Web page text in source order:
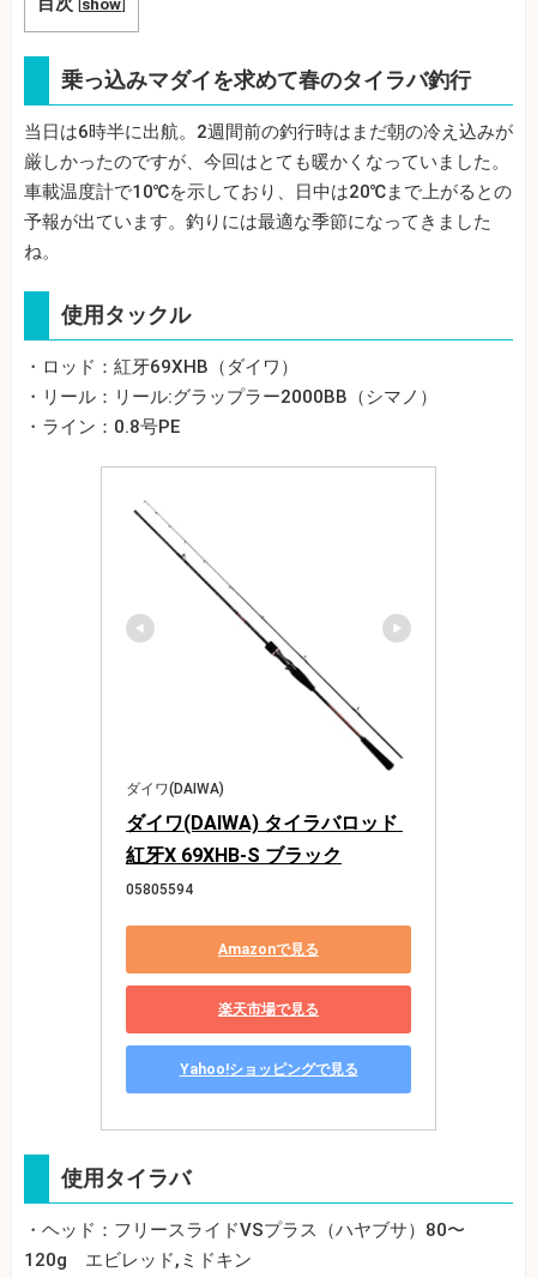
[show]
乗っ込みマダイを求めて春のタイラバ釣行
当日は6時半に出航。2週間前の釣行時はまだ朝の冷え込みが
厳しかったのですが、今回はとても暖かくなっていました。
車載温度計で10℃を示しており、日中は20℃まで上がるとの
予報が出ています。釣りには最適な季節になってきました
ね。
使用タックル
・ロッド：紅牙69XHB（ダイワ）
・リール：リール:グラップラー2000BB（シマノ）
・ライン：0.8号PE
ダイワ(DAIWA)
ダイワ(DAIWA) タイラバロッド
紅牙X 69XHB-S ブラック
05805594
Amazonで見る
楽天市場で見る
Yahoo!ショッピングで見る
使用タイラバ
・ヘッド：フリースライドVSプラス（ハヤブサ）80〜
120g エビレッド,ミドキン